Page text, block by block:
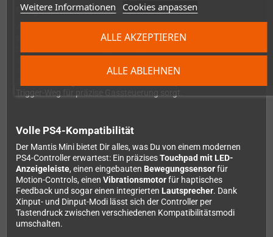
Weitere Informationen Cookies anpassen
ALLE ABLEHNEN
ALLE AKZEPTIEREN
Programmierbar und anpassbar
programmierbare Tasten, die Du nach Belieben mit Funktionen
verschiedenen Spielgenres zu wechseln. Shooter-Fans werden
Volle PS4-Kompatibilität
Der Mantis Mini bietet Dir alles, was Du von einem modernen
PS4-Controller erwartest: Ein präzisesTouchpad mit LED-
Anzeigeleiste, einen eingebauten Bewegungssensorfür
Motion-Controls, einen Vibrationsmotorfür haptisches
Feedback und sogar einen integrierten Lautsprecher. Dank
Xinput- und Dinput-Modi lässt sich der Controller per
Tastendruck zwischen verschiedenen Kompatibilitätsmodi
umschalten.